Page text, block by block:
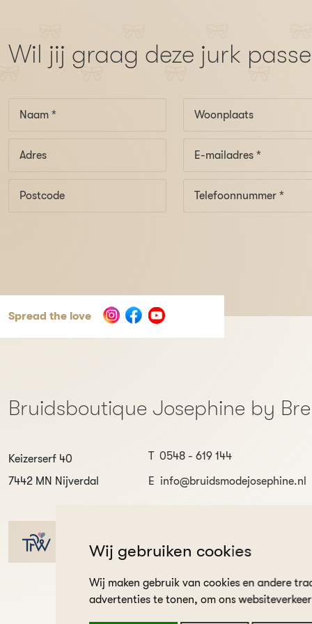
Wij gebruiken cookies
Wij maken gebruik van cookies en andere
advertenties te tonen, om ons
Wil jij graag deze jurk
Spread the love
Bruidsboutique Josephine by
Keizerserf 40
7442 MN Nijverdal
T 0548 - 619 144
E info@bruidsmodejosephine.nl